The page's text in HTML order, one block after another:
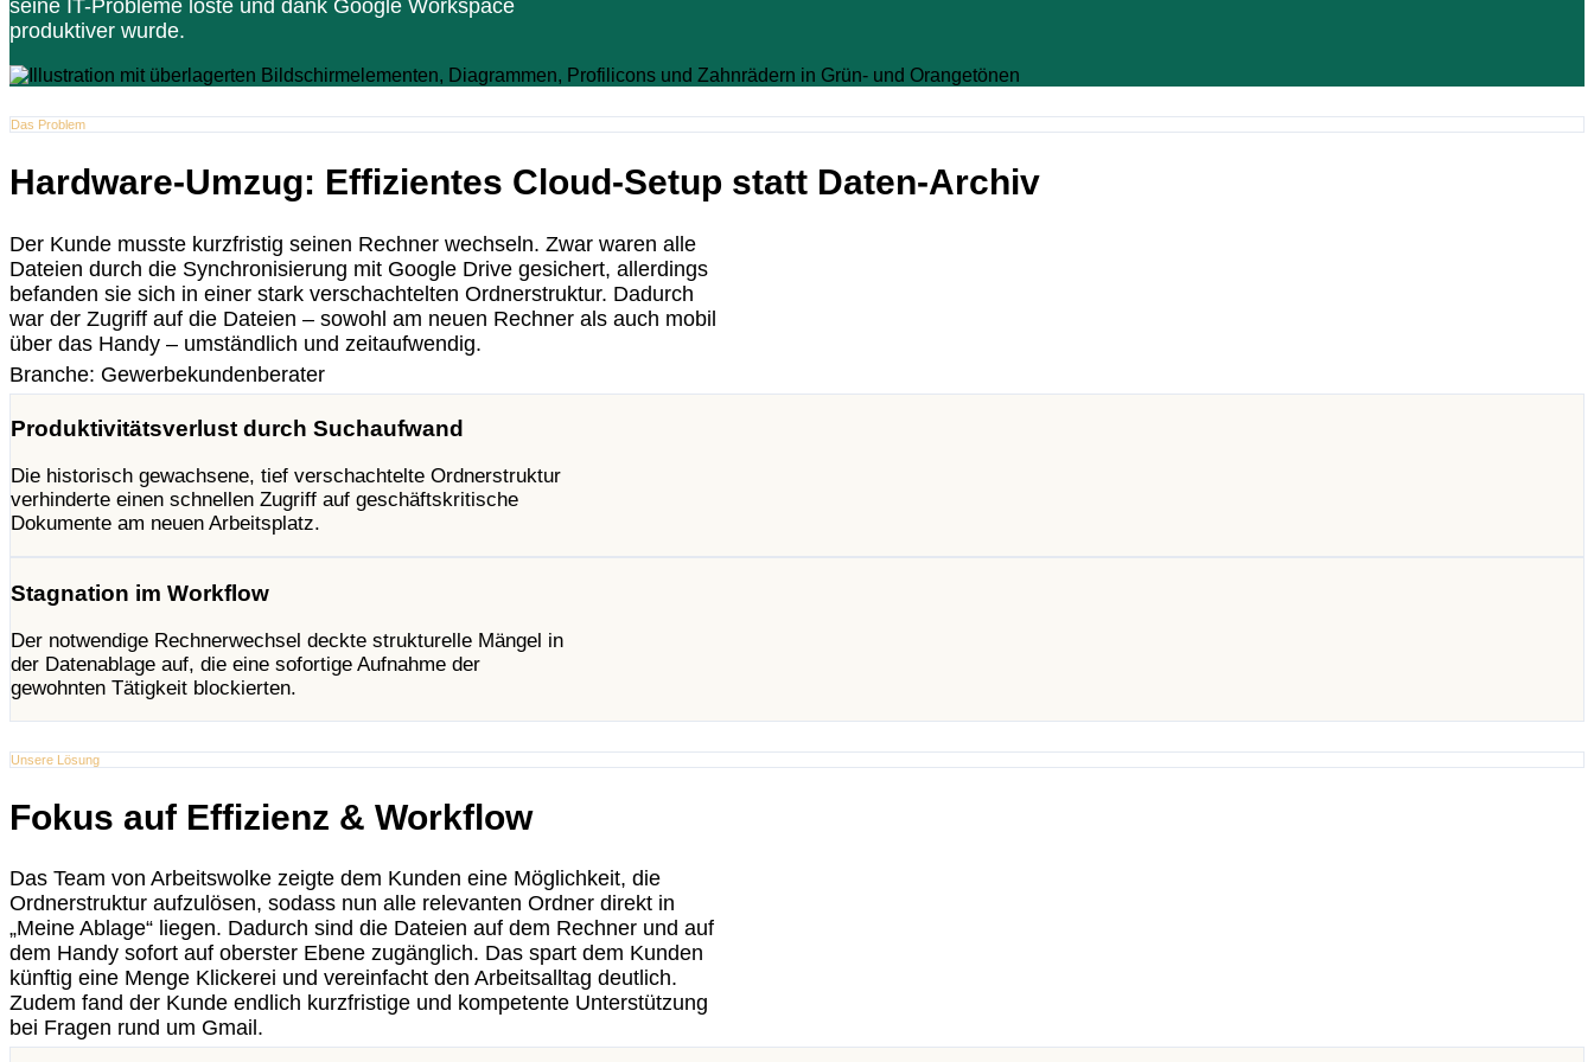
seine IT-Probleme löste und dank Google Workspace
produktiver wurde.
Das Problem
Hardware-Umzug: Effizientes Cloud-Setup statt Daten-Archiv
Der Kunde musste kurzfristig seinen Rechner wechseln. Zwar waren alle
Dateien durch die Synchronisierung mit Google Drive gesichert, allerdings
befanden sie sich in einer stark verschachtelten Ordnerstruktur. Dadurch
war der Zugriff auf die Dateien – sowohl am neuen Rechner als auch mobil
über das Handy – umständlich und zeitaufwendig.
Branche: Gewerbekundenberater
Produktivitätsverlust durch Suchaufwand
Die historisch gewachsene, tief verschachtelte Ordnerstruktur
verhinderte einen schnellen Zugriff auf geschäftskritische
Dokumente am neuen Arbeitsplatz.
Stagnation im Workflow
Der notwendige Rechnerwechsel deckte strukturelle Mängel in
der Datenablage auf, die eine sofortige Aufnahme der
gewohnten Tätigkeit blockierten.
Unsere Lösung
Fokus auf Effizienz & Workflow
Das Team von Arbeitswolke zeigte dem Kunden eine Möglichkeit, die
Ordnerstruktur aufzulösen, sodass nun alle relevanten Ordner direkt in
„Meine Ablage“ liegen. Dadurch sind die Dateien auf dem Rechner und auf
dem Handy sofort auf oberster Ebene zugänglich. Das spart dem Kunden
künftig eine Menge Klickerei und vereinfacht den Arbeitsalltag deutlich.
Zudem fand der Kunde endlich kurzfristige und kompetente Unterstützung
bei Fragen rund um Gmail.